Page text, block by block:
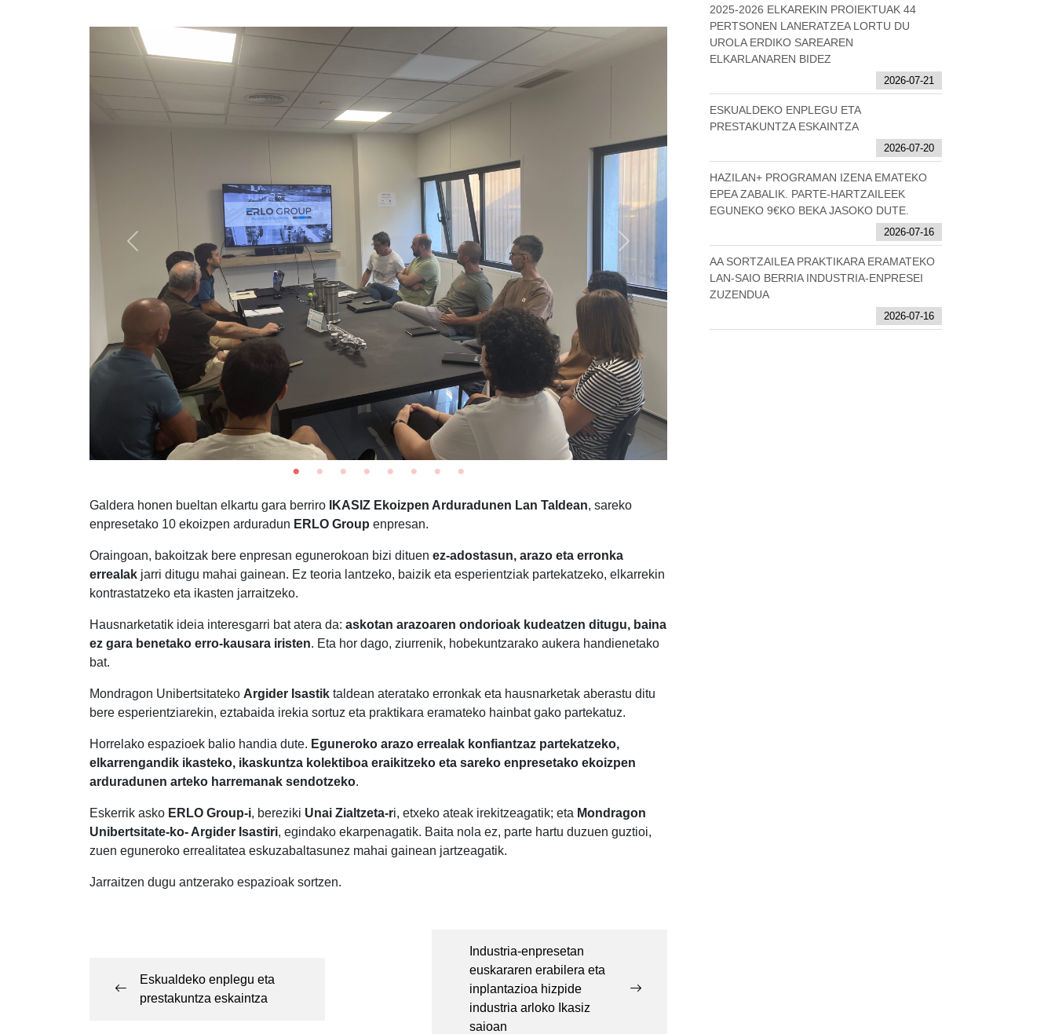
Galdera honen bueltan elkartu gara berriro IKASIZ Ekoizpen Arduradunen Lan Taldean, sareko
enpresetako 10 ekoizpen arduradun ERLO Group enpresan.
Oraingoan, bakoitzak bere enpresan egunerokoan bizi dituen ez-adostasun, arazo eta erronka
errealak jarri ditugu mahai gainean. Ez teoria lantzeko, baizik eta esperientziak partekatzeko, elkarrekin
kontrastatzeko eta ikasten jarraitzeko.
Hausnarketatik ideia interesgarri bat atera da: askotan arazoaren ondorioak kudeatzen ditugu, baina
ez gara benetako erro-kausara iristen. Eta hor dago, ziurrenik, hobekuntzarako aukera handienetako
bat.
Mondragon Unibertsitateko Argider Isastik taldean ateratako erronkak eta hausnarketak aberastu ditu
bere esperientziarekin, eztabaida irekia sortuz eta praktikara eramateko hainbat gako partekatuz.
Horrelako espazioek balio handia dute. Eguneroko arazo errealak konfiantzaz partekatzeko,
elkarrengandik ikasteko, ikaskuntza kolektiboa eraikitzeko eta sareko enpresetako ekoizpen
arduradunen arteko harremanak sendotzeko.
Eskerrik asko ERLO Group-i, bereziki Unai Zialtzeta-ri, etxeko ateak irekitzeagatik; eta Mondragon
Unibertsitate-ko- Argider Isastiri, egindako ekarpenagatik. Baita nola ez, parte hartu duzuen guztioi,
zuen eguneroko errealitatea eskuzabaltasunez mahai gainean jartzeagatik.
Jarraitzen dugu antzerako espazioak sortzen.
Eskualdeko enplegu eta
prestakuntza eskaintza
Industria-enpresetan
euskararen erabilera eta
inplantazioa hizpide
industria arloko Ikasiz
saioan
2025-2026 ELKAREKIN PROIEKTUAK 44
PERTSONEN LANERATZEA LORTU DU
UROLA ERDIKO SAREAREN
ELKARLANAREN BIDEZ
2026-07-21
ESKUALDEKO ENPLEGU ETA
PRESTAKUNTZA ESKAINTZA
2026-07-20
HAZILAN+ PROGRAMAN IZENA EMATEKO
EPEA ZABALIK. PARTE-HARTZAILEEK
EGUNEKO 9€KO BEKA JASOKO DUTE.
2026-07-16
AA SORTZAILEA PRAKTIKARA ERAMATEKO
LAN-SAIO BERRIA INDUSTRIA-ENPRESEI
ZUZENDUA
2026-07-16